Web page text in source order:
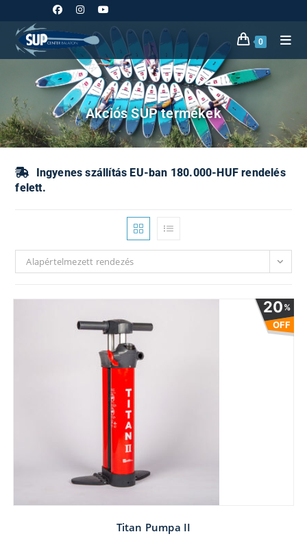
content
0
Akciós SUP termékek
Ingyenes szállítás EU-ban 180.000-HUF rendelés
felett.
Alapértelmezett rendezés
20%
OFF
Titan Pumpa II